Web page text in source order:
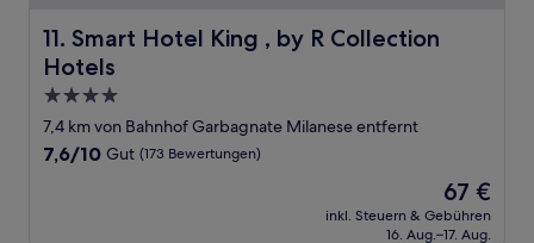
11. Smart Hotel King , by R Collection
Hotels
Smart Hotel King , by R Collection Hotels
4.0-
Sterne-
Unterkunft
7,4 km von Bahnhof Garbagnate Milanese entfernt
7.6
7,6/10 Gut (173 Bewertungen)
Der
Preis
beträgt
67 €
inkl. Steuern & Gebühren
16. Aug.–17. Aug.